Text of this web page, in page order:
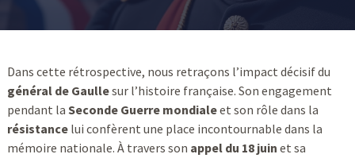
Dans cette rétrospective, nous retraçons l’impact décisif du
général de Gaullesur l’histoire française. Son engagement
pendant la Seconde Guerre mondialeet son rôle dans la
résistancelui confèrent une place incontournable dans la
mémoire nationale. À travers son appel du 18 juin et sa